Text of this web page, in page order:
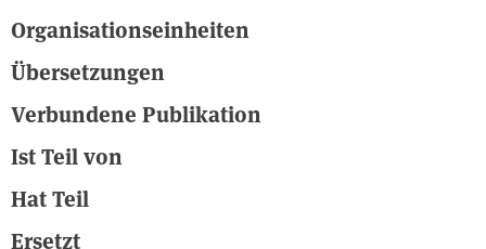
Organisationseinheiten
Übersetzungen
Verbundene Publikation
Ist Teil von
Hat Teil
Ersetzt